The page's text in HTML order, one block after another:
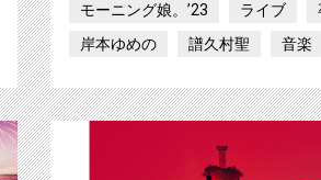
モーニング娘。’23
ライブ
岸本ゆめの
譜久村聖 音楽
【ch1】「テレビ朝日ドリ